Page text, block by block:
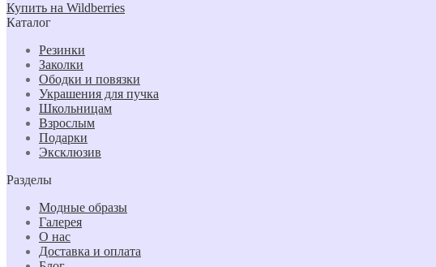
Купить на Wildberries
Каталог
Резинки
Заколки
Ободки и повязки
Украшения для пучка
Школьницам
Взрослым
Подарки
Эксклюзив
Разделы
Модные образы
Галерея
О нас
Доставка и оплата